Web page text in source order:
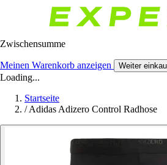
Zwischensumme
Meinen Warenkorb anzeigen Weiter
Loading...
Startseite
/ Adidas Adizero Control Radhose